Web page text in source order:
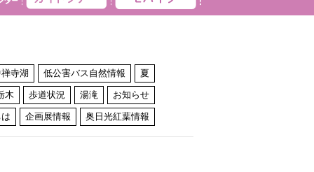
寺湖 低公害バス自然情報 夏
木 歩道状況 湯滝 お知らせ
企画展情報 奥日光紅葉情報